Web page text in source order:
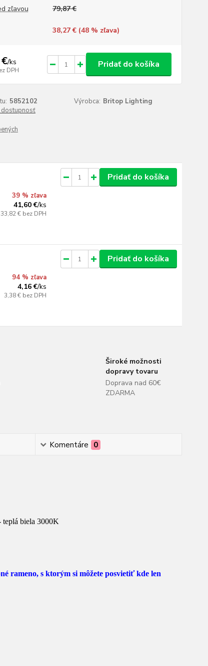
zľavou
79,87 €
38,27 € (48% zľava)
/ks
DPH
Pridať do košíka
5852102 Výrobca: Britop Lighting
dostupnosť
39 % zľava
41,60 €/ks
33,82 € bez DPH
Pridať do košíka
94 % zľava
4,16 €/ks
3,38 € bez DPH
Pridať do košíka
Široké možnosti
dopravy tovaru
Doprava nad 60€
ZDARMA
Komentáre 0
teplá biela 3000K
rameno, s ktorým si môžete posvietiť kde len